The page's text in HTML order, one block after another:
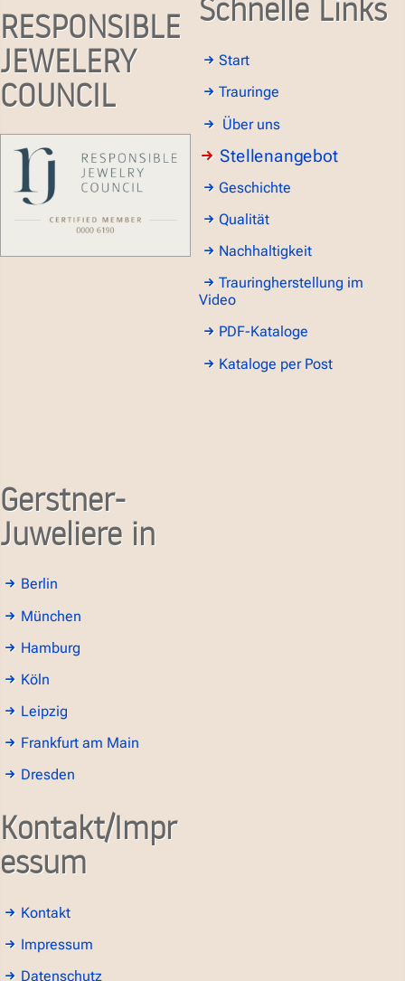
RESPONSIBLE
JEWELERY
COUNCIL
Schnelle Links
Start
Trauringe
Über uns
Stellenangebot
Geschichte
Qualität
Nachhaltigkeit
Trauringherstellung im
Video
PDF-Kataloge
Kataloge per Post
Gerstner-
Juweliere in
Berlin
München
Hamburg
Köln
Leipzig
Frankfurt am Main
Dresden
Kontakt/Impr
essum
Kontakt
Impressum
Datenschutz